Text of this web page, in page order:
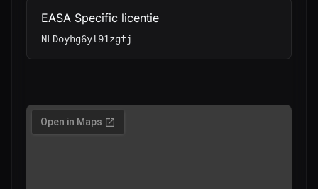
EASA Specific licentie
NLDoyhg6yl91zgtj